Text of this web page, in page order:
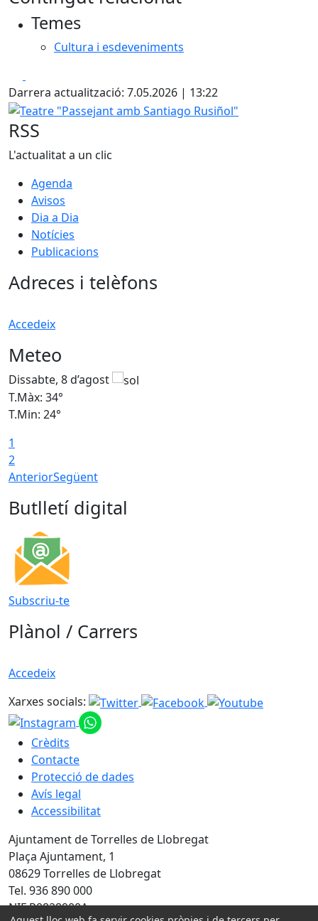
+
Temes
Cultura i esdeveniments
Darrera actualització: 7.05.2026 | 13:22
Teatre "Passejant amb Santiago Rusiñol"
RSS
L'actualitat a un clic
Agenda
Avisos
Dia a Dia
Notícies
Publicacions
Adreces i telèfons
Accedeix
Meteo
Dissabte, 8 d’agost
T.Màx: 34°
T.Min: 24°
1
2
AnteriorSegüent
Butlletí digital
Subscriu-te
Plànol / Carrers
Accedeix
Xarxes socials:
Crèdits
Contacte
Protecció de dades
Avís legal
Accessibilitat
Ajuntament de Torrelles de Llobregat
Plaça Ajuntament, 1
08629 Torrelles de Llobregat
Tel. 936 890 000
NIF P0828900A